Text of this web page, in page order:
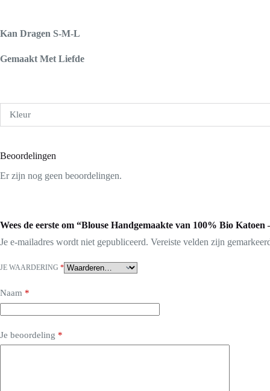
Kan Dragen S-M-L
Gemaakt Met Liefde
Kleur
Beoordelingen
Er zijn nog geen beoordelingen.
Wees de eerste om “Blouse Handgemaakte van 100% Bio
Je e-mailadres wordt niet gepubliceerd. Vereiste velden zijn
JE WAARDERING *
Naam *
Je beoordeling *